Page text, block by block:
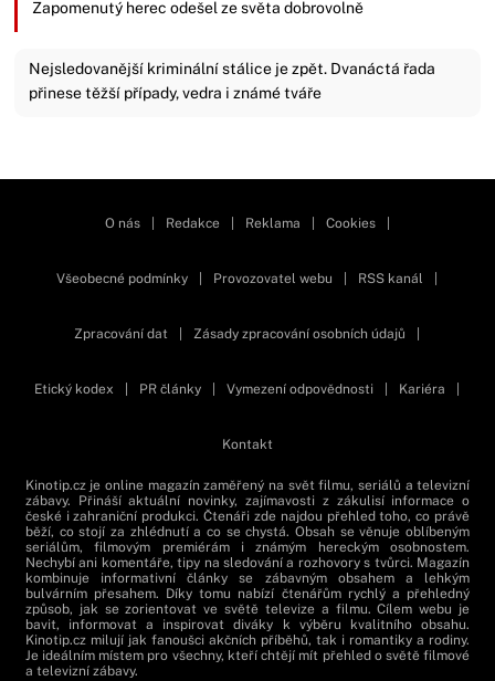
Zapomenutý herec odešel ze světa dobrovolně
Nejsledovanější kriminální stálice je zpět. Dvanáctá řada
přinese těžší případy, vedra i známé tváře
O nás Redakce Reklama Cookies
Všeobecné podmínky Provozovatel webu RSS kanál
Zpracování dat Zásady zpracování osobních údajů
Etický kodex PR články Vymezení odpovědnosti Kariéra
Kontakt
Kinotip.cz je online magazín zaměřený na svět filmu, seriálů a televizní
zábavy. Přináší aktuální novinky, zajímavosti z zákulisí informace o
české i zahraniční produkci. Čtenáři zde najdou přehled toho, co právě
běží, co stojí za zhlédnutí a co se chystá. Obsah se věnuje oblíbeným
seriálům, filmovým premiérám i známým hereckým osobnostem.
Nechybí ani komentáře, tipy na sledování a rozhovory s tvůrci. Magazín
kombinuje informativní články se zábavným obsahem a lehkým
bulvárním přesahem. Díky tomu nabízí čtenářům rychlý a přehledný
způsob, jak se zorientovat ve světě televize a filmu. Cílem webu je
bavit, informovat a inspirovat diváky k výběru kvalitního obsahu.
Kinotip.cz milují jak fanoušci akčních příběhů, tak i romantiky a rodiny.
Je ideálním místem pro všechny, kteří chtějí mít přehled o světě filmové
a televizní zábavy.